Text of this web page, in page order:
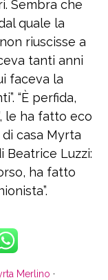
Sembra che
quale la
riuscisse a
tanti anni
faceva la
“È perfida,
le ha fatto eco
casa Myrta
Beatrice Luzzi:
ha fatto
Merlino ·